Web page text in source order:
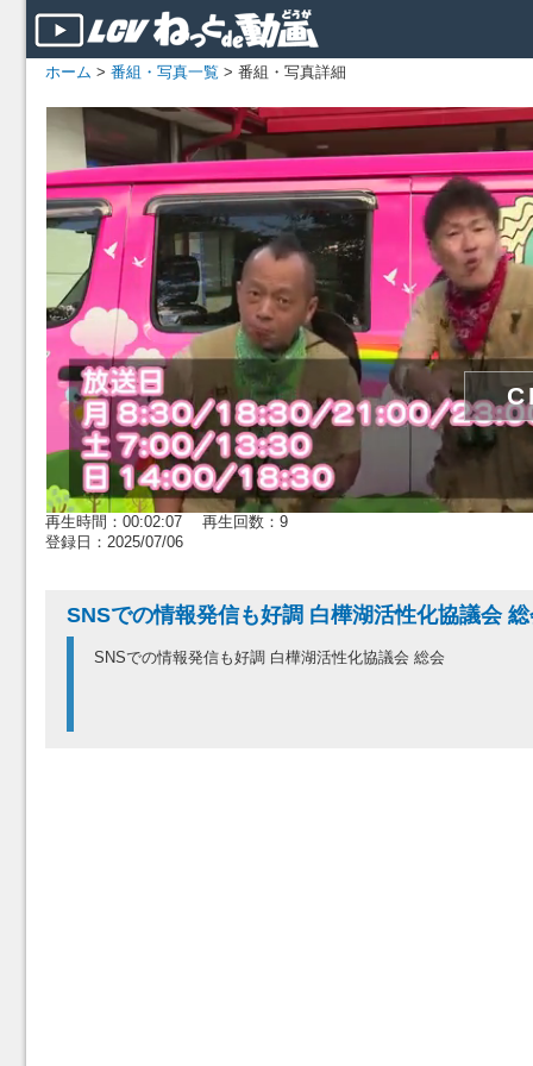
ホーム > 番組・写真一覧 > 番組・写真詳細
再生時間：00:02:07 再生回数：9
登録日：2025/07/06
SNSでの情報発信も好調 白樺湖活性化協議会
SNSでの情報発信も好調 白樺湖活性化協議会 総会